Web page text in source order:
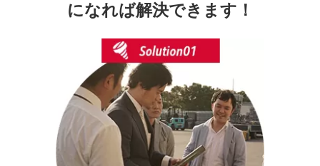
になれば解決できます！